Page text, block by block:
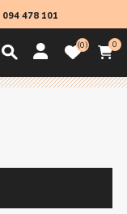
094 478 101
0 0